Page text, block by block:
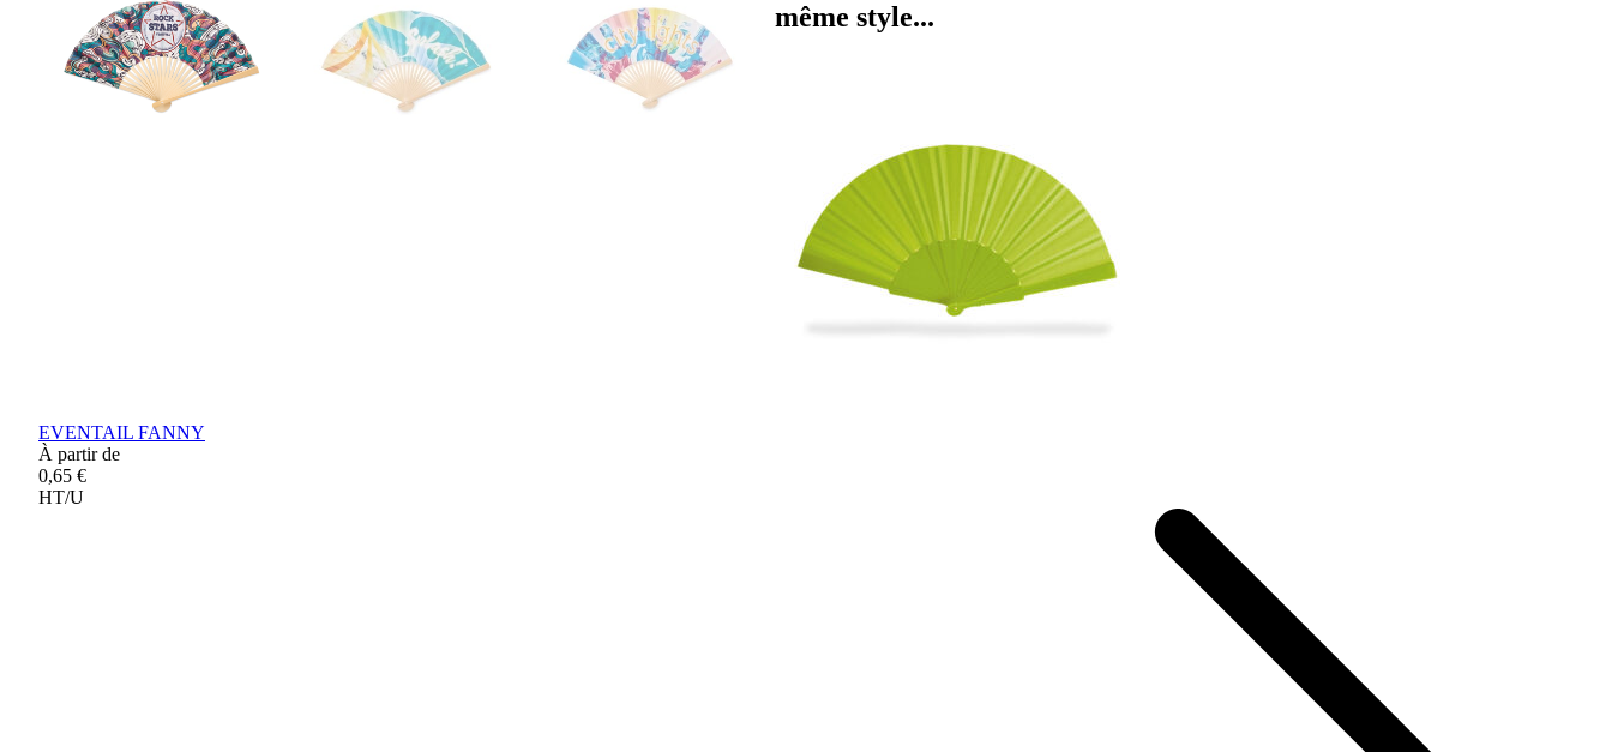
même style...
EVENTAIL FANNY
À partir de
0,65 €
HT/U